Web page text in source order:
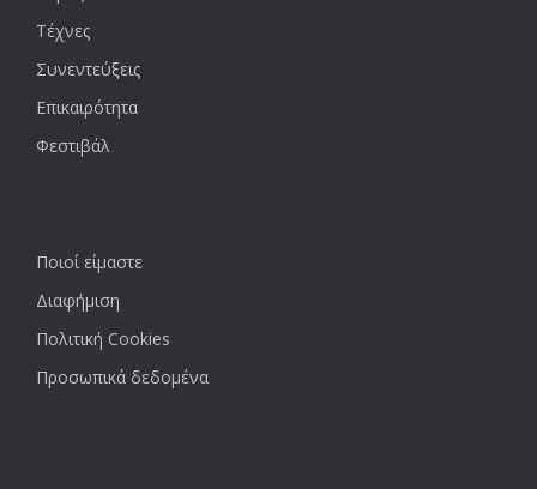
Τέχνες
Συνεντεύξεις
Επικαιρότητα
Φεστιβάλ
Ποιοί είμαστε
Διαφήμιση
Πολιτική Cookies
Προσωπικά δεδομένα